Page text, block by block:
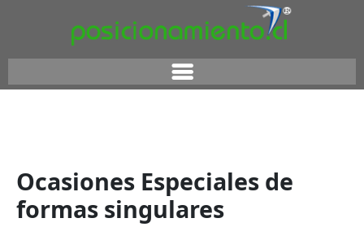
Ocasiones Especiales de
formas singulares